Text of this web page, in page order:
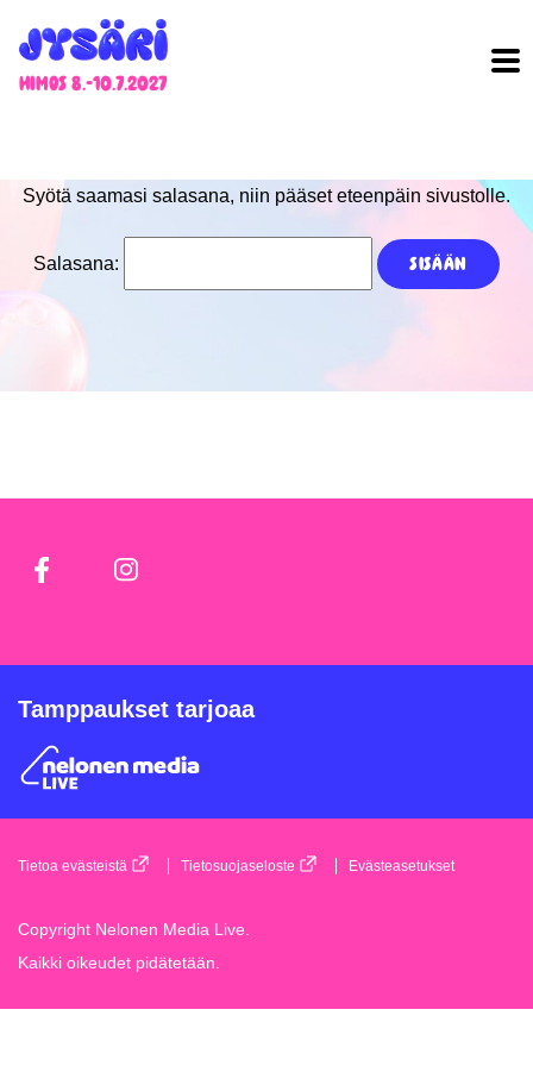
Himos 8.-10.7.2027
Syötä saamasi salasana, niin pääset eteenpäin sivustolle.
Salasana:
Facebook Instagram
Tamppaukset tarjoaa
Tietoa evästeistä Tietosuojaseloste Evästeasetukset
Copyright Nelonen Media Live.
Kaikki oikeudet pidätetään.